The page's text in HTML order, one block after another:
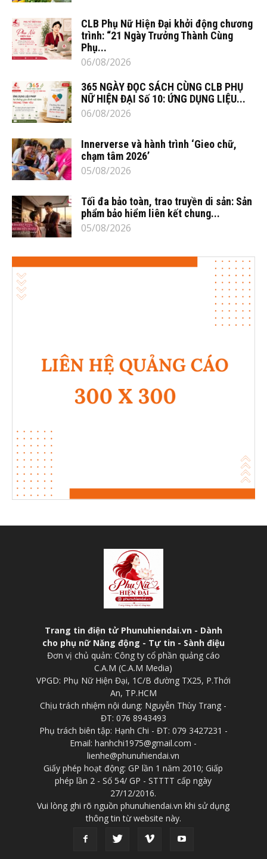
CLB Phụ Nữ Hiện Đại khởi động chương
trình: “21 Ngày Trưởng Thành Cùng
Phụ...
06/08/2026
365 NGÀY ĐỌC SÁCH CÙNG CLB PHỤ
NỮ HIỆN ĐẠI Số 10: ỨNG DỤNG LIỆU...
06/08/2026
Innerverse và hành trình ‘Gieo chữ,
chạm tâm 2026’
05/08/2026
Tối đa bảo toàn, trao truyền di sản: Sản
phẩm bảo hiểm liên kết chung...
05/08/2026
Trang tin điện tử Phunuhiendai.vn - Dành
cho phụ nữ Năng động - Tự tin - Sành điệu
Đơn vị chủ quản: Công ty cổ phần quảng cáo
C.A.M (C.A.M Media)
VPGD: Phụ Nữ Hiện Đại, 1C/B đường TX25, P.Thới
An, TP.HCM
Chịu trách nhiệm nội dung: Nguyễn Thùy Trang -
ĐT: 076 8943493
Phụ trách biên tập: Hạnh Chi - ĐT: 079 3427231 -
Email: hanhchi1975@gmail.com -
lienhe@phunuhiendai.vn
Giấy phép hoạt động: GP lần 1 năm 2010; Giấp
phép lần 2 - Số 54/ GP - STTTT cấp ngày
27/12/2016.
Vui lòng ghi rõ nguồn phunuhiendai.vn khi sử dụng
thông tin từ website này.